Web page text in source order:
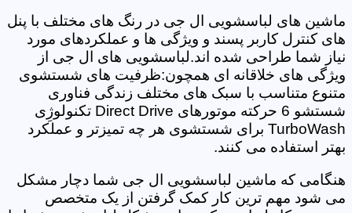
ماشین های لباسشویی ال جی در رنگ های مختلف با پنل
های کنترل کاربر پسند و ویژگی ها و عملکردهای مورد
نیاز شما طراحی شده اند.لباسشویی های ال جی از
ویژگی های خلاقانه ای همچون:ظرفیت های شستشوی
متنوع متناسب با سبک های مختلف زندگی فناوری
شستشو 6 حرکته موتورهای Direct Drive تکنولوژِی
TurboWash برای شستشوی هر چه تمیزتر و عملکرد
بهتر استفاده می کنند.
هنگامی که ماشین لباسشویی ال جی شما دچار مشکل
می شود مهم ترین کار کمک گرفتن از یک متخصص